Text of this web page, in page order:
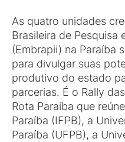
As quatro unidades
Brasileira de Pesquisa
(Embrapii) na Paraíba
para divulgar suas
produtivo do estado
parcerias. É o Rally
Rota Paraíba que
Paraíba (IFPB), a
Paraíba (UFPB), a